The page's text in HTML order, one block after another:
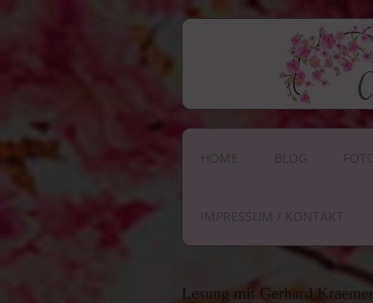
HOME BLOG
IMPRESSUM / KONTAKT
Lesung mit Gerhard Kraemer